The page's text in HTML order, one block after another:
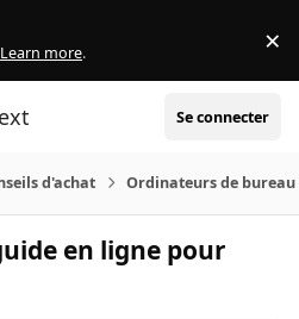
Learn more. ×
Se connecter
d'achat Ordinateurs de bureau
en ligne pour